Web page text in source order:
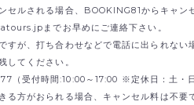
セルされる場合、BOOKING81からキャン
までお早めにご連絡下さい。
すが、打ち合わせなどで電話に出られない
してください。
（受付時間:10:00～17:00 ※定休日：土・日
る方がおられる場合、キャンセル料は不要